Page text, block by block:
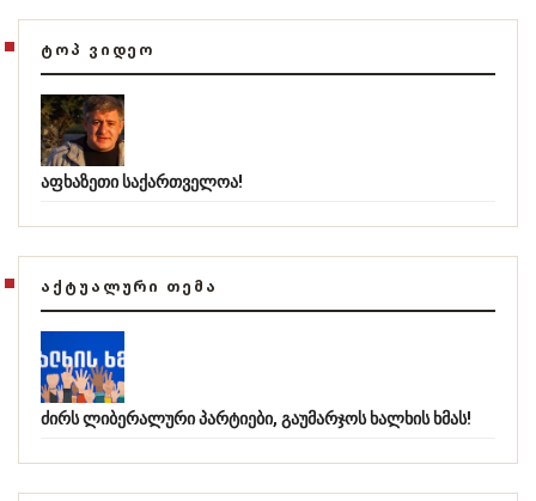
ᲢᲝᲞ ᲕᲘᲓᲔᲝ
აფხაზეთი საქართველოა!
ᲐᲥᲢᲣᲐᲚᲣᲠᲘ ᲗᲔᲛᲐ
ძირს ლიბერალური პარტიები, გაუმარჯოს ხალხის ხმას!